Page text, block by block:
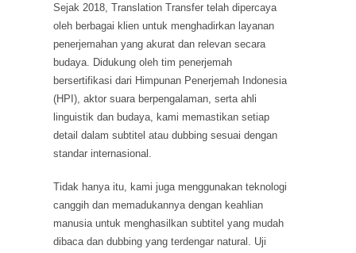
Sejak 2018, Translation Transfer telah dipercaya
oleh berbagai klien untuk menghadirkan layanan
penerjemahan yang akurat dan relevan secara
budaya. Didukung oleh tim penerjemah
bersertifikasi dari Himpunan Penerjemah Indonesia
(HPI), aktor suara berpengalaman, serta ahli
linguistik dan budaya, kami memastikan setiap
detail dalam subtitel atau dubbing sesuai dengan
standar internasional.
Tidak hanya itu, kami juga menggunakan teknologi
canggih dan memadukannya dengan keahlian
manusia untuk menghasilkan subtitel yang mudah
dibaca dan dubbing yang terdengar natural. Uji